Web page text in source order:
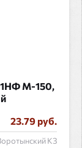
1НФ М-150,
23.79 руб.
КЗ